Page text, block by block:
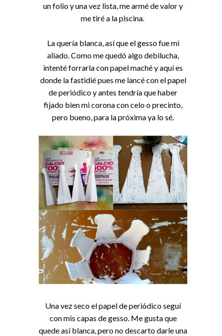
un folio y una vez lista, me armé de valor y
me tiré a la piscina.
La quería blanca, así que el gesso fue mi
aliado. Como me quedó algo debilucha,
intenté forrarla con papel maché y aquí es
donde la fastidié pues me lancé con el papel
de periódico y antes tendría que haber
fijado bien mi corona con celo o precinto,
pero bueno, para la próxima ya lo sé.
Una vez seco el papel de periódico seguí
con mis capas de gesso. Me gusta que
quede así blanca, pero no descarto darle una